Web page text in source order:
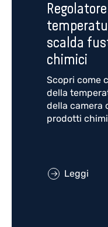
scalda
chimici
Scopri come
della
della camera
prodotti
Leggi